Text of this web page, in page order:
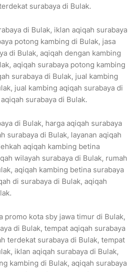
surabaya di Bulak.
di Bulak, iklan aqiqah surabaya
potong kambing di Bulak, jasa
di Bulak, aqiqah dengan kambing
aqiqah surabaya potong kambing
surabaya di Bulak, jual kambing
jual kambing aqiqah surabaya di
surabaya di Bulak.
di Bulak, harga aqiqah surabaya
surabaya di Bulak, layanan aqiqah
aqiqah kambing betina
wilayah surabaya di Bulak, rumah
aqiqah kambing betina surabaya
di surabaya di Bulak, aqiqah
promo kota sby jawa timur di Bulak,
di Bulak, tempat aqiqah surabaya
terdekat surabaya di Bulak, tempat
iklan aqiqah surabaya di Bulak,
kambing di Bulak, aqiqah surabaya